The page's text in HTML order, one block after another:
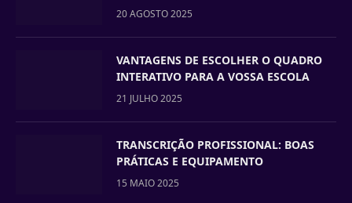
20 AGOSTO 2025
VANTAGENS DE ESCOLHER O QUADRO
INTERATIVO PARA A VOSSA ESCOLA
21 JULHO 2025
TRANSCRIÇÃO PROFISSIONAL: BOAS
PRÁTICAS E EQUIPAMENTO
15 MAIO 2025